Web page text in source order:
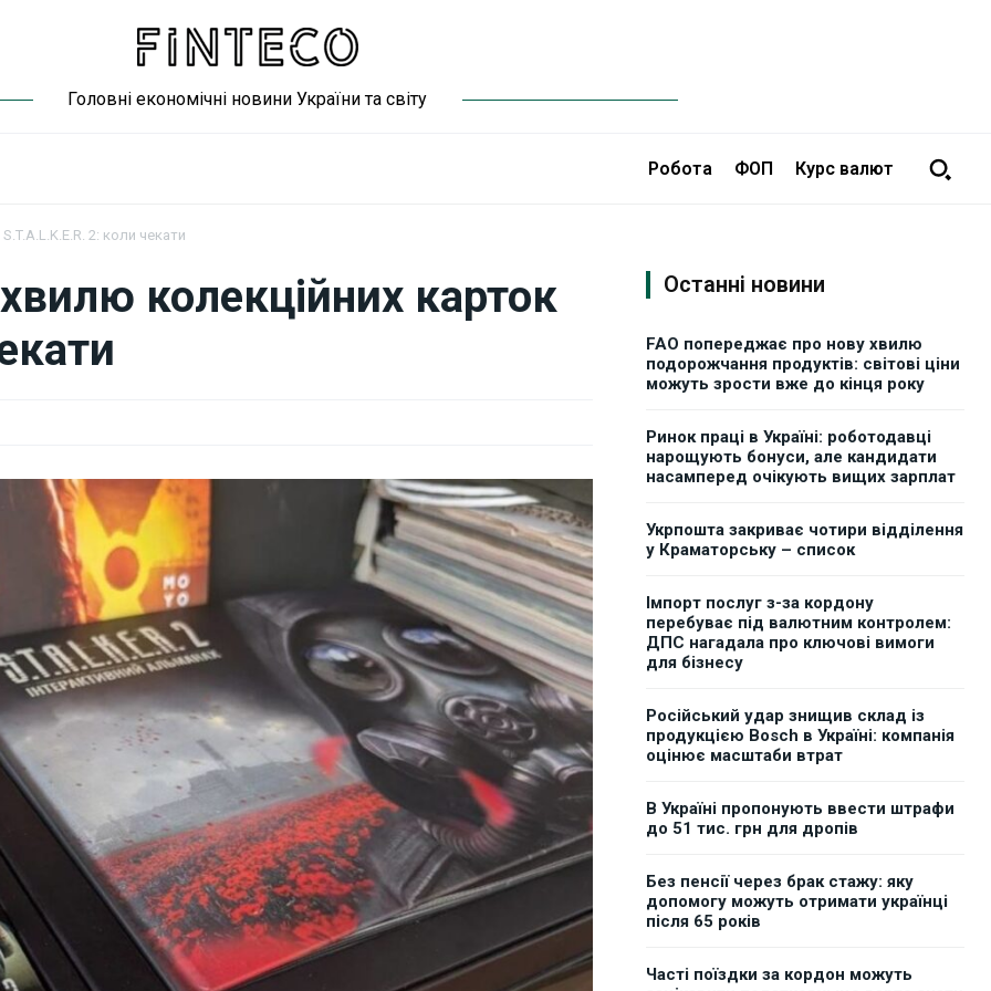
Головні економічні новини України та світу
Робота ФОП Курс валют
2: коли чекати
колекційних карток
Останні новини
FAO попереджає про нову хвилю
подорожчання продуктів: світові ціни
можуть зрости вже до кінця року
Ринок праці в Україні: роботодавці
нарощують бонуси, але кандидати
насамперед очікують вищих зарплат
Укрпошта закриває чотири відділення
у Краматорську – список
Імпорт послуг з-за кордону
перебуває під валютним контролем:
ДПС нагадала про ключові вимоги
для бізнесу
Російський удар знищив склад із
продукцією Bosch в Україні: компанія
оцінює масштаби втрат
В Україні пропонують ввести штрафи
до 51 тис. грн для дропів
Без пенсії через брак стажу: яку
допомогу можуть отримати українці
після 65 років
Часті поїздки за кордон можуть